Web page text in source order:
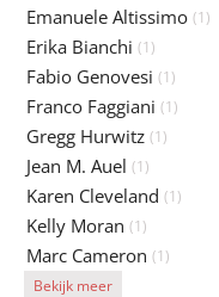
Emanuele Altissimo (1)
Erika Bianchi (1)
Fabio Genovesi (1)
Franco Faggiani (1)
Gregg Hurwitz (1)
Jean M. Auel (1)
Karen Cleveland (1)
Kelly Moran (1)
Marc Cameron (1)
Bekijk meer